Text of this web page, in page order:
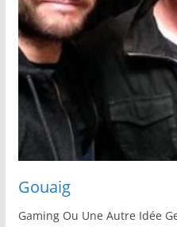
Gouaig
Gaming Ou Une Autre Idée